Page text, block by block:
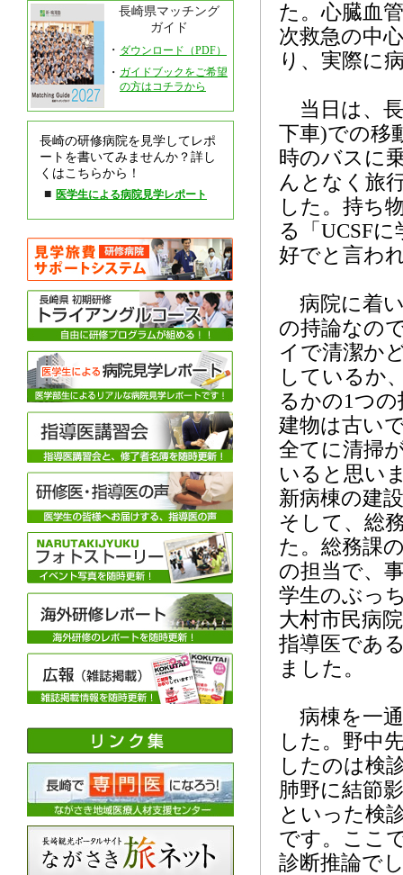
長崎県マッチング
ガイド
・ ダウンロード（PDF）
・ ガイドブックをご希望
の方はコチラから
長崎の研修病院を見学してレポ
ートを書いてみませんか？詳し
くはこちらから！
■ 医学生による病院見学レポート
た。心臓血
次救急の中
り、実際に
当日は、
下車)での移
時のバスに
んとなく旅
した。持ち
る「UCSF
好でと言わ
病院に着
の持論なの
イで清潔か
しているか
るかの1つ
建物は古い
全てに清掃
いると思い
新病棟の建
そして、総
た。総務課
の担当で、
学生のぶっ
大村市民病
指導医であ
ました。
病棟を一
した。野中
したのは検
肺野に結節
といった検
です。ここ
診断推論で